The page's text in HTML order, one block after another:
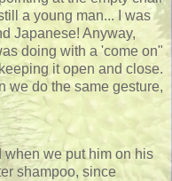
a young man... I was
Japanese! Anyway,
doing with a 'come on"
it open and close.
we do the same gesture,
when we put him on his
shampoo, since